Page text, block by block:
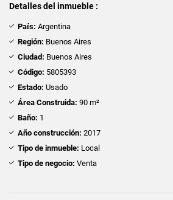
Detalles del inmueble :
País: Argentina
Región: Buenos Aires
Ciudad: Buenos Aires
Código: 5805393
Estado: Usado
Área Construida: 90 m²
Baño: 1
Año construcción: 2017
Tipo de inmueble: Local
Tipo de negocio: Venta